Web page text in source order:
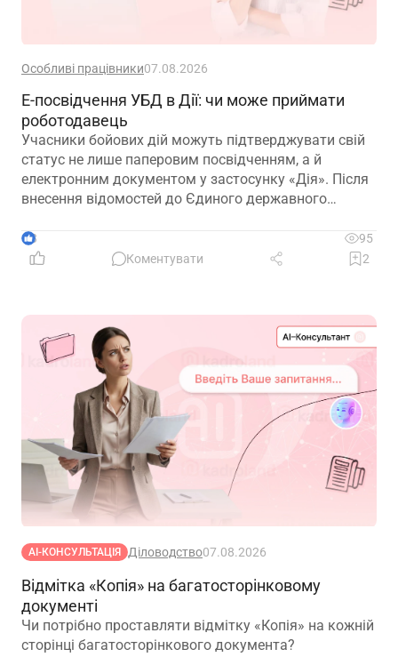
Особливі працівники07.08.2026
Е-посвідчення УБД в Дії: чи може приймати
роботодавець
Учасники бойових дій можуть підтверджувати свій
статус не лише паперовим посвідченням, а й
електронним документом у застосунку «Дія». Після
внесення відомостей до Єдиного державного
користуватися пільгами, зокрема й реалізовувати
трудові гарантії, передбачені законодавством
3
95
Коментувати
2
АІ-КОНСУЛЬТАЦІЯ Діловодство07.08.2026
Відмітка «Копія» на багатосторінковому
документі
Чи потрібно проставляти відмітку «Копія» на кожній
сторінці багатосторінкового документа?